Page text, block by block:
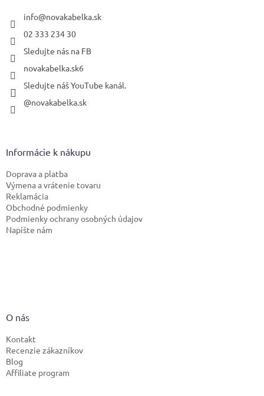
info@novakabelka.sk
02 333 234 30
Sledujte nás na FB
novakabelka.sk6
Sledujte náš YouTube kanál.
@novakabelka.sk
Informácie k nákupu
Doprava a platba
Výmena a vrátenie tovaru
Reklamácia
Obchodné podmienky
Podmienky ochrany osobných údajov
Napíšte nám
O nás
Kontakt
Recenzie zákazníkov
Blog
Affiliate program